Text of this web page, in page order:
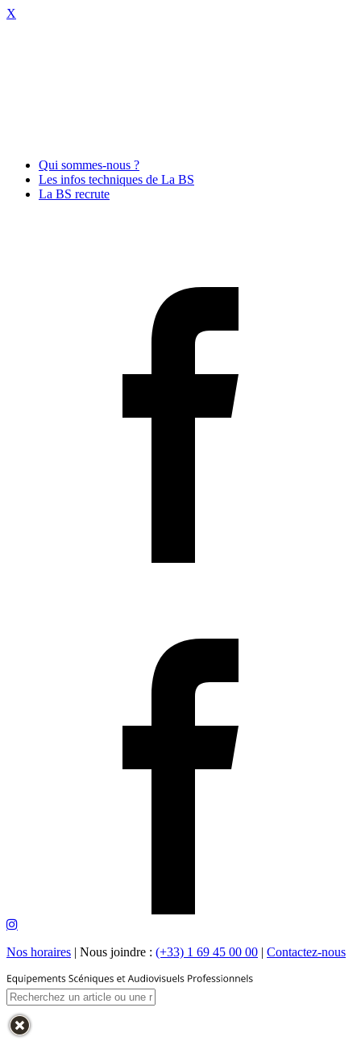
X
Qui sommes-nous ?
Les infos techniques de La BS
La BS recrute
Nos horaires | Nous joindre : (+33) 1 69 45 00 00 | Contactez-nous